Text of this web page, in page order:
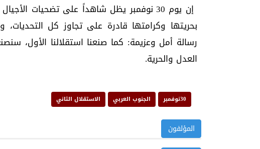
إن يوم 30 نوفمبر يظل شاهداً على تضحيات
بحريتها وكرامتها قادرة على تجاوز كل
رسالة أمل وعزيمة: كما صنعنا استقلالنا الأول،
العدل والحرية.
30نوفمبر الجنوب العربي الاستقلال الثاني
المؤلفون